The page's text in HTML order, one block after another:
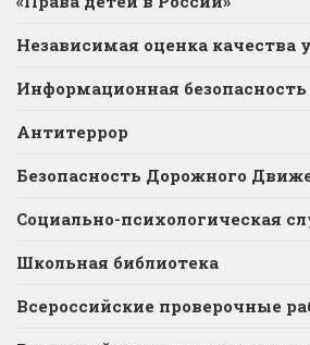
Независимая оценка качества
Информационная безопасность
Антитеррор
Безопасность Дорожного
Социально-психологическая
Школьная библиотека
Всероссийские проверочные